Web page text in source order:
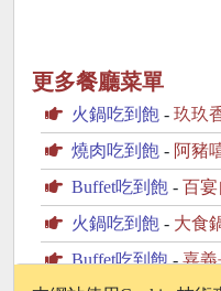
更多餐廳菜單
火鍋吃到飽 - 玖玖
燒肉吃到飽 - 阿豬
Buffet吃到飽 - 百宴
火鍋吃到飽 - 大食
Buffet吃到飽-嘉